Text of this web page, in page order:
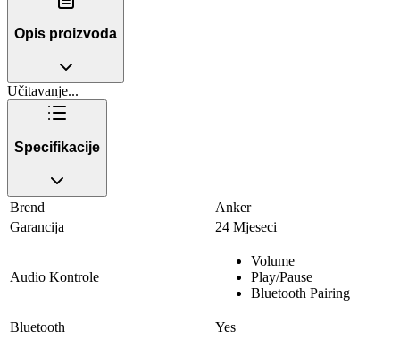
Opis proizvoda
Učitavanje...
Specifikacije
Brend
Anker
Garancija
24 Mjeseci
Audio Kontrole
Volume
Play/Pause
Bluetooth Pairing
Bluetooth
Yes